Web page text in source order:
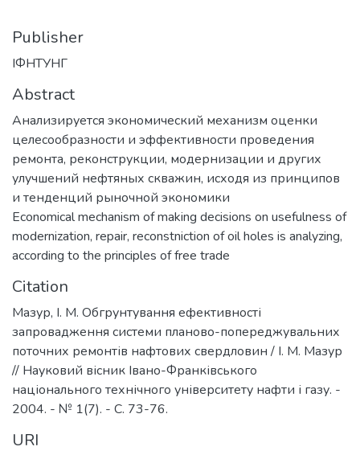
Publisher
ІФНТУНГ
Abstract
Анализируется экономический механизм оценки
целесообразности и эффективности проведения
ремонта, реконструкции, модернизации и других
улучшений нефтяных скважин, исходя из принципов
и тенденций рыночной экономики
Economical mechanism of making decisions on usefulness of
modernization, repair, reconstniction of oil holes is analyzing,
according to the principles of free trade
Citation
Мазур, І. М. Обгрунтування ефективності
запровадження системи планово-попереджувальних
поточних ремонтів нафтових свердловин / І. М. Мазур
// Науковий вісник Івано-Франківського
національного технічного університету нафти і газу. -
2004. - № 1(7). - С. 73-76.
URI